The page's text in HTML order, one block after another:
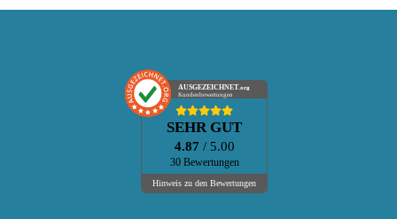
AUSGEZEICHNET.org
Kundenbewertungen
SEHR GUT
4.87 / 5.00
30 Bewertungen
Hinweis zu den Bewertungen